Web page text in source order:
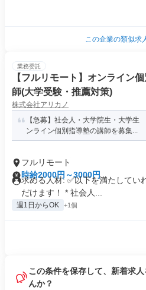
この企業の類似求
業務委託
【フルリモート】オンライン
師(大学受験・推薦対策)
株式会社アリカノ
【急募】社会人・大学院生・大学
ンライン個別指導塾の講師を募集...
フルリモート
時給2000円～3000円
求める人材: ✅️以下を満たしてい
だけます！ * 社会人...
週1日からOK +1個
この条件を保存して、新着求
んか？